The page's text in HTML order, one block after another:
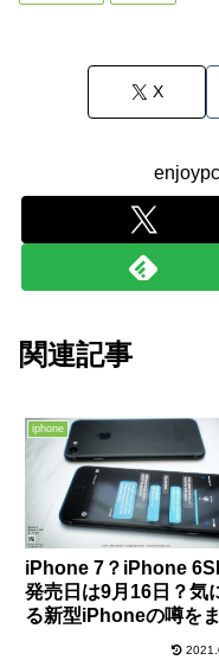
X
関連記事
iphone
iPhone 7？iPhone
発売日は9月16日？気
る新型iPhoneの噂を